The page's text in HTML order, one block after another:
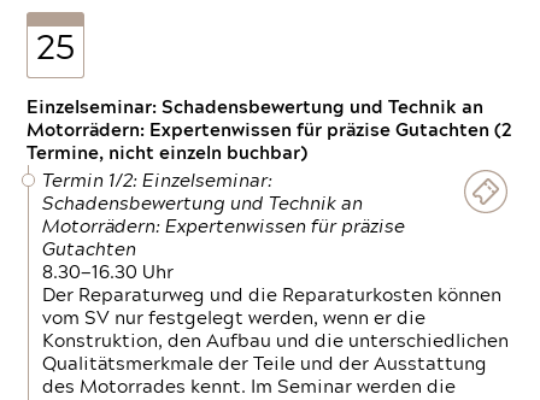
25
Einzelseminar: Schadensbewertung und Technik an
Motorrädern: Expertenwissen für präzise Gutachten (2
Termine, nicht einzeln buchbar)
Termin 1/2: Einzelseminar:
Schadensbewertung und Technik an
Motorrädern: Expertenwissen für präzise
Gutachten
8.30—16.30 Uhr
Der Reparaturweg und die Reparaturkosten können
vom SV nur festgelegt werden, wenn er die
Konstruktion, den Aufbau und die unterschiedlichen
Qualitätsmerkmale der Teile und der Ausstattung
des Motorrades kennt. Im Seminar werden die